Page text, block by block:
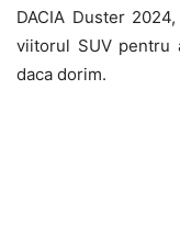
DACIA Duster
viitorul SUV pentru
daca dorim.